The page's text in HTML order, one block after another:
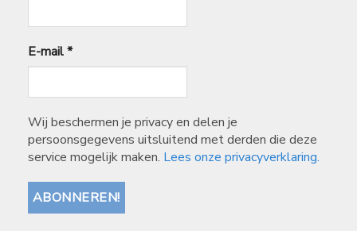
E-mail*
Wij beschermen je privacy en delen je
persoonsgegevens uitsluitend met derden die deze
service mogelijk maken. Lees onze privacyverklaring.